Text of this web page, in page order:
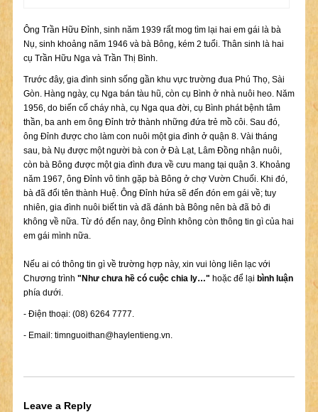
Ông Trần Hữu Đỉnh, sinh năm 1939 rất mog tìm lại hai em gái là bà
Nụ, sinh khoảng năm 1946 và bà Bông, kém 2 tuổi. Thân sinh là hai
cụ Trần Hữu Nga và Trần Thị Bình.
Trước đây, gia đình sinh sống gần khu vực trường đua Phú Thọ, Sài
Gòn. Hàng ngày, cụ Nga bán tàu hũ, còn cụ Bình ở nhà nuôi heo. Năm
1956, do biến cố cháy nhà, cụ Nga qua đời, cụ Bình phát bệnh tâm
thần, ba anh em ông Đỉnh trở thành những đứa trẻ mồ côi. Sau đó,
ông Đỉnh được cho làm con nuôi một gia đình ở quận 8. Vài tháng
sau, bà Nụ được một người bà con ở Đà Lạt, Lâm Đồng nhận nuôi,
còn bà Bông được một gia đình đưa về cưu mang tại quận 3. Khoảng
năm 1967, ông Đỉnh vô tình gặp bà Bông ở chợ Vườn Chuối. Khi đó,
bà đã đổi tên thành Huệ. Ông Đỉnh hứa sẽ đến đón em gái về; tuy
nhiên, gia đình nuôi biết tin và đã đánh bà Bông nên bà đã bỏ đi
không về nữa. Từ đó đến nay, ông Đỉnh không còn thông tin gì của hai
em gái mình nữa.
Nếu ai có thông tin gì về trường hợp này, xin vui lòng liên lạc với
Chương trình "Như chưa hề có cuộc chia ly…" hoặc để lại bình luận
phía dưới.
- Điện thoại: (08) 6264 7777.
- Email: timnguoithan@haylentieng.vn.
Leave a Reply